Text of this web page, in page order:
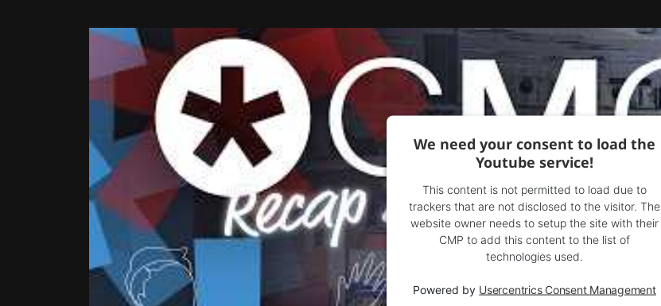
We need your consent to load the
Youtube service!
This content is not permitted to load due to
trackers that are not disclosed to the visitor. The
website owner needs to setup the site with their
CMP to add this content to the list of
technologies used.
Powered by Usercentrics Consent Management